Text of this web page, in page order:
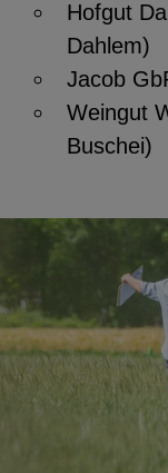
Hofgut
Dahlem)
Jacob
Weingut
Buschei)